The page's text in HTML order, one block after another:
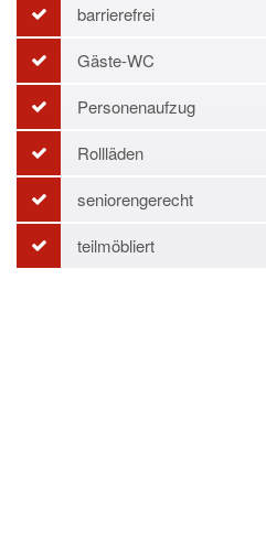
barrierefrei
Gäste-WC
Personenaufzug
Rollläden
seniorengerecht
teilmöbliert